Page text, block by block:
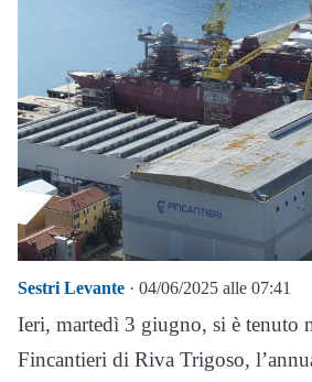
Sestri Levante · 04/06/2025 alle 07:41
Ieri, martedì 3 giugno, si è tenuto
Fincantieri di Riva Trigoso,